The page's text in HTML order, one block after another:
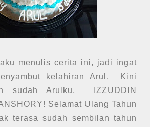
menulis cerita ini, jadi ingat
kelahiran Arul. Kini
sudah Arulku, IZZUDDIN
Selamat Ulang Tahun
terasa sudah sembilan tahun